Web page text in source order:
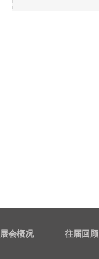
展会概况 往届回顾